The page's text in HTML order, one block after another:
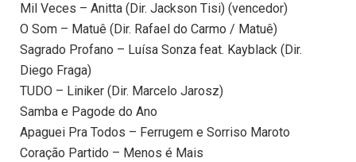
Mil Veces – Anitta (Dir. Jackson Tisi) (vencedor)
O Som – Matuê (Dir. Rafael do Carmo / Matuê)
Sagrado Profano – Luísa Sonza feat. Kayblack (Dir.
Diego Fraga)
TUDO – Liniker (Dir. Marcelo Jarosz)
Samba e Pagode do Ano
Apaguei Pra Todos – Ferrugem e Sorriso Maroto
Coração Partido – Menos é Mais